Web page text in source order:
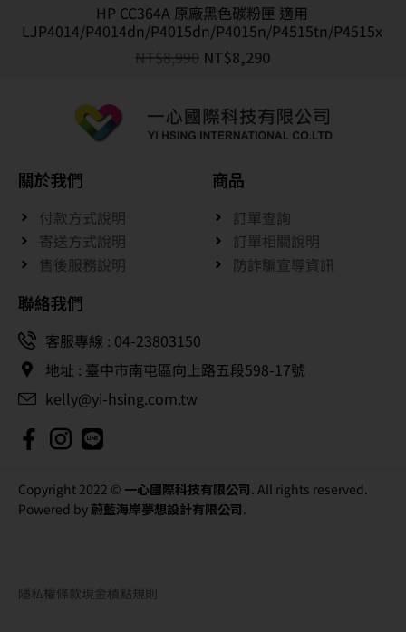
HP CC364A 原廠黑色碳粉匣 適用
LJP4014/P4014dn/P4015dn/P4015n/P4515tn/P4515x
NT$8,990 NT$8,290
關於我們
付款方式說明
寄送方式說明
售後服務說明
商品
訂單查詢
訂單相關說明
防詐騙宣導資訊
聯絡我們
客服專線 : 04-23803150
地址 : 臺中市南屯區向上路五段598-17號
kelly@yi-hsing.com.tw
Copyright 2022 © 一心國際科技有限公司. All rights reserved.
Powered by 蔚藍海岸夢想設計有限公司.
隱私權條款現金積點規則